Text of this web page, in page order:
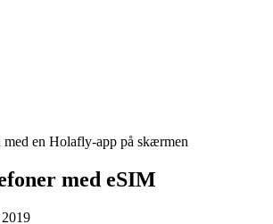
en Holafly-app på skærmen
med eSIM